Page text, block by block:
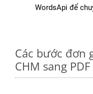
WordsApi để
Các bước đơn
CHM sang